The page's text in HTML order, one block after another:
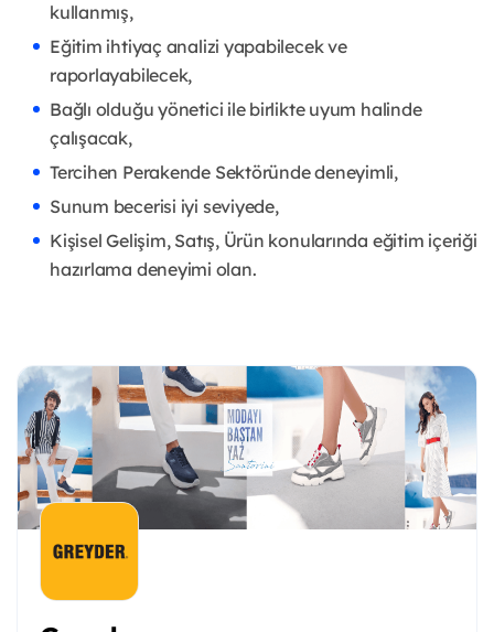
kullanmış,
Eğitim ihtiyaç analizi yapabilecek ve
raporlayabilecek,
Bağlı olduğu yönetici ile birlikte uyum halinde
çalışacak,
Tercihen Perakende Sektöründe deneyimli,
Sunum becerisi iyi seviyede,
Kişisel Gelişim, Satış, Ürün konularında eğitim içeriği
hazırlama deneyimi olan.